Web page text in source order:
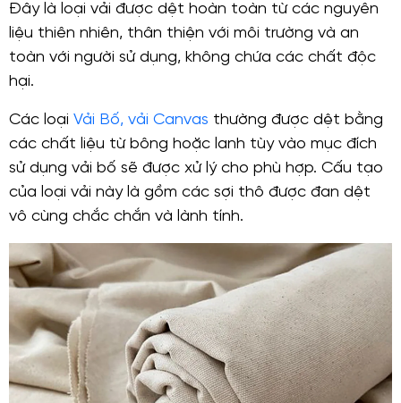
Đây là loại vải được dệt hoàn toàn từ các nguyên
liệu thiên nhiên, thân thiện với môi trường và an
toàn với người sử dụng, không chứa các chất độc
hại.
Các loại Vải Bố, vải Canvas thường được dệt bằng
các chất liệu từ bông hoặc lanh tùy vào mục đích
sử dụng vải bố sẽ được xử lý cho phù hợp. Cấu tạo
của loại vải này là gồm các sợi thô được đan dệt
vô cùng chắc chắn và lành tính.